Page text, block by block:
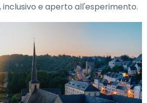
inclusivo e aperto all'esperimento.